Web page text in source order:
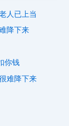
人已上当
降下来
你钱
难降下来